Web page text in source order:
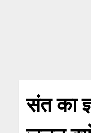
संत का